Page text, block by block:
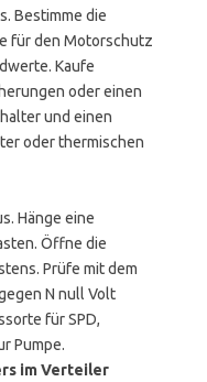
Bestimme die
für den Motorschutz
Kaufe
oder einen
und einen
oder thermischen
Hänge eine
Öffne die
Prüfe mit dem
N null Volt
für SPD,
Pumpe.
im Verteiler